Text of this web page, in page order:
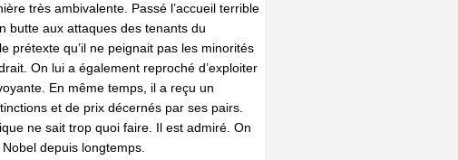
très ambivalente. Passé l’accueil terrible
butte aux attaques des tenants du
prétexte qu’il ne peignait pas les minorités
On lui a également reproché d’exploiter
En même temps, il a reçu un
et de prix décernés par ses pairs.
ne sait trop quoi faire. Il est admiré. On
depuis longtemps.